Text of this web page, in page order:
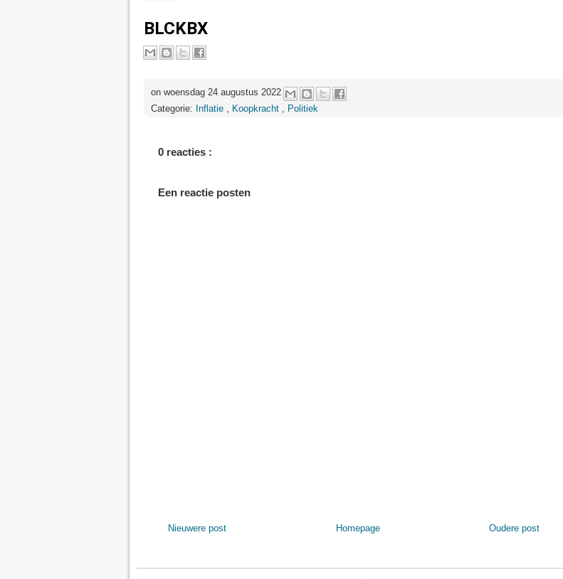
BLCKBX
on woensdag 24 augustus 2022
Categorie: Inflatie , Koopkracht , Politiek
0 reacties :
Een reactie posten
Nieuwere post Oudere post
Homepage